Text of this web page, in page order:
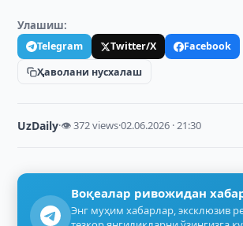
Улашиш:
Telegram Twitter/X
Facebook
Ҳаволани нусхалаш
UzDaily·👁 372 views·02.06.2026 · 21:30
Воқеалар ривожидан
Энг муҳим хабарлар, эксклюзив